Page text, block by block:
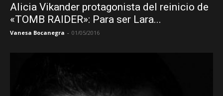
Alicia Vikander protagonista del reinicio de
«TOMB RAIDER»: Para ser Lara...
Vanesa Bocanegra - 01/05/2016